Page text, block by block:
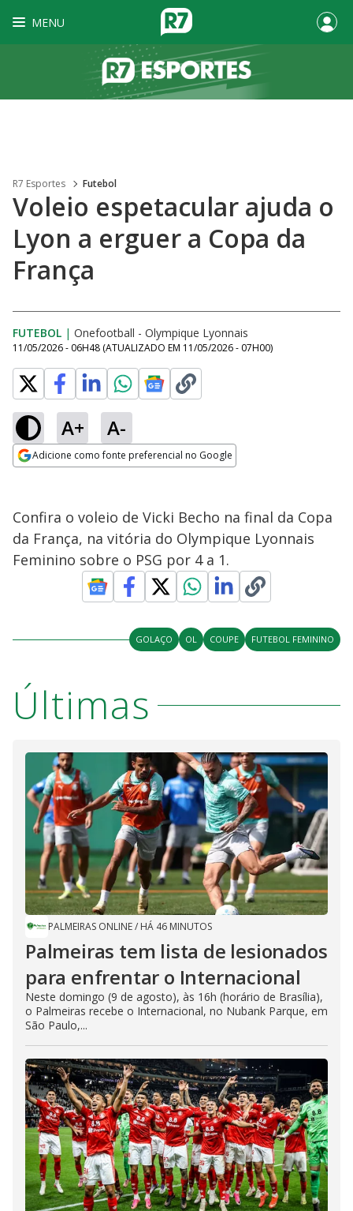
MENU
R7 Esportes Futebol
Voleio espetacular ajuda o
Lyon a erguer a Copa da
França
FUTEBOL | Onefootball - Olympique Lyonnais
11/05/2026 - 06H48 (ATUALIZADO EM 11/05/2026 - 07H00)
A+ A-
Adicione como fonte preferencial no Google
Confira o voleio de Vicki Becho na final da Copa
da França, na vitória do Olympique Lyonnais
Feminino sobre o PSG por 4 a 1.
GOLAÇO OL COUPE FUTEBOL FEMININO
Últimas
PALMEIRAS ONLINE/ HÁ 46 MINUTOS
Palmeiras tem lista de lesionados
para enfrentar o Internacional
Neste domingo (9 de agosto), às 16h (horário de Brasília),
o Palmeiras recebe o Internacional, no Nubank Parque, em
São Paulo,...